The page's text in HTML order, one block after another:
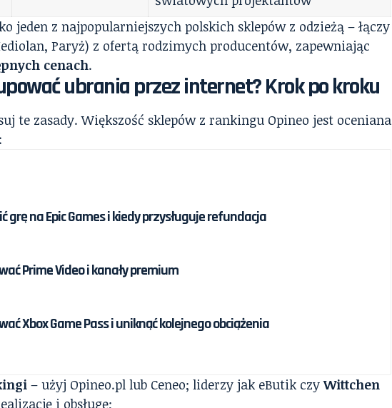
jeden z najpopularniejszych polskich sklepów z odzieżą – łączy
Paryż) z ofertą rodzimych producentów, zapewniając
cenach.
ubrania przez internet? Krok po kroku
te zasady. Większość sklepów z rankingu Opineo jest oceniana
grę na Epic Games i kiedy przysługuje refundacja
Prime Video i kanały premium
Xbox Game Pass i uniknąć kolejnego obciążenia
– użyj Opineo.pl lub Ceneo; liderzy jak eButik czyWittchen
i obsługę;